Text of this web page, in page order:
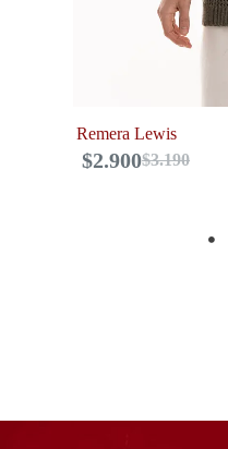
Remera Lewis
$3.190
$2.900